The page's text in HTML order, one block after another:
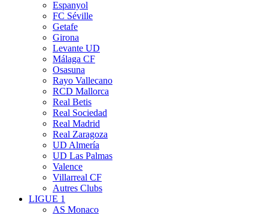
Espanyol
FC Séville
Getafe
Girona
Levante UD
Málaga CF
Osasuna
Rayo Vallecano
RCD Mallorca
Real Betis
Real Sociedad
Real Madrid
Real Zaragoza
UD Almería
UD Las Palmas
Valence
Villarreal CF
Autres Clubs
LIGUE 1
AS Monaco